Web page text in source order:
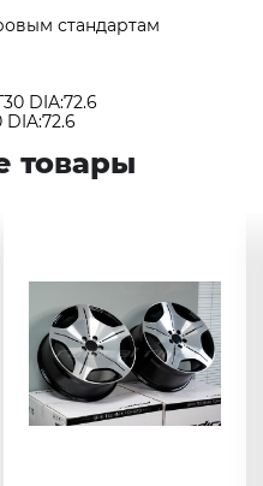
стандартам
DIA:72.6
DIA:72.6
товары